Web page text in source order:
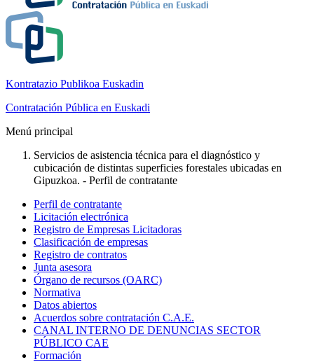
Kontratazio Publikoa Euskadin
Contratación Pública en Euskadi
Menú principal
Servicios de asistencia técnica para el diagnóstico y
cubicación de distintas superficies forestales ubicadas en
Gipuzkoa. - Perfil de contratante
Perfil de contratante
Licitación electrónica
Registro de Empresas Licitadoras
Clasificación de empresas
Registro de contratos
Junta asesora
Órgano de recursos (OARC)
Normativa
Datos abiertos
Acuerdos sobre contratación C.A.E.
CANAL INTERNO DE DENUNCIAS SECTOR
PÚBLICO CAE
Formación